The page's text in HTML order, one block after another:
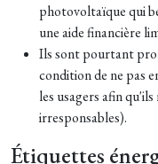
photovoltaïque qui
une aide financière
Ils sont pourtant
condition de ne pas
les usagers afin
irresponsables).
Étiquettes